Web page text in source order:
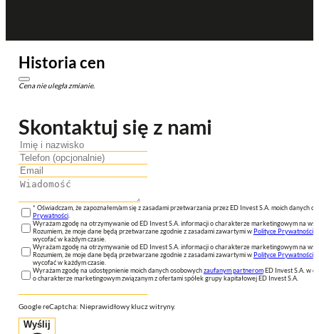
Historia cen
Cena nie uległa zmianie.
Skontaktuj się z nami
* Oświadczam, że zapoznałem/am się z zasadami przetwarzania przez ED Invest S.A. moich danych
Prywatności.
Wyrażam zgodę na otrzymywanie od ED Invest S.A. informacji o charakterze marketingowym na
Rozumiem, że moje dane będą przetwarzane zgodnie z zasadami zawartymi wPolityce Prywatności
wycofać w każdym czasie.
Wyrażam zgodę na otrzymywanie od ED Invest S.A. informacji o charakterze marketingowym na
Rozumiem, że moje dane będą przetwarzane zgodnie z zasadami zawartymi wPolityce Prywatności
wycofać w każdym czasie.
Wyrażam zgodę na udostępnienie moich danych osobowychzaufanym partneromED Invest S.A. w
o charakterze marketingowym związanym z ofertami spółek grupy kapitałowej ED Invest S.A.
Google reCaptcha: Nieprawidłowy klucz witryny.
Wyślij